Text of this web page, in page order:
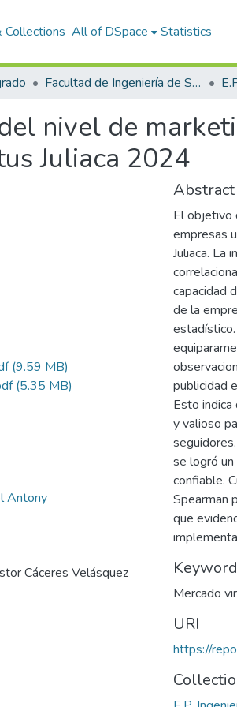
Collections All of DSpace Statistics
Facultad de Ingeniería de Sistemas
nivel de
Juliaca 2024
(9.59 MB)
(5.35 MB)
Antony
Cáceres Velásquez
Abstract
El objetivo
empresas
Juliaca. La
capacidad
de la
publicidad
Esto
y valioso
se logró
confiable.
Spearman
que
Mercado
URI
https://